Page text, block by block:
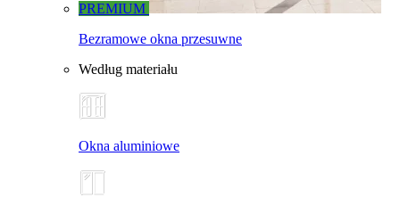
PREMIUM
Bezramowe okna przesuwne
Według materiału
Okna aluminiowe